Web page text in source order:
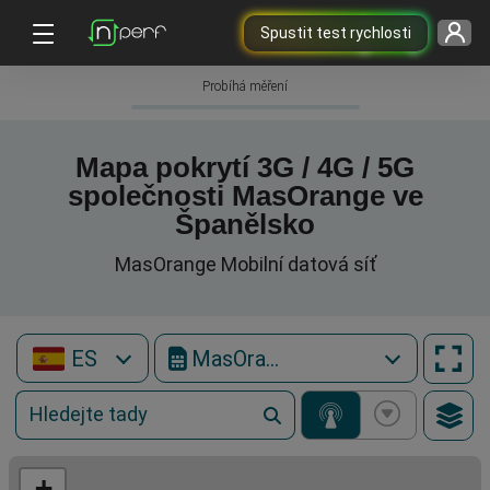
Spustit test rychlosti
Probíhá měření
Mapa pokrytí 3G / 4G / 5G
společnosti MasOrange ve
Španělsko
MasOrange Mobilní datová síť
ES MasOrange